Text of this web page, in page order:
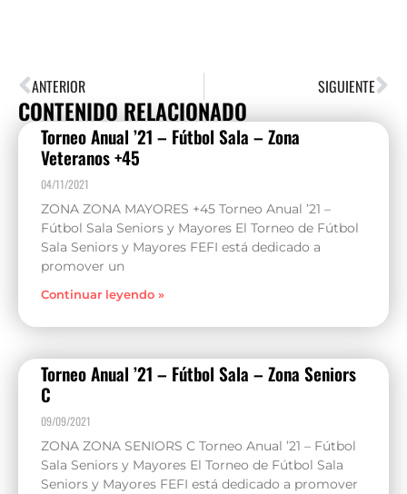
ANTERIOR SIGUIENTE
CONTENIDO RELACIONADO
Torneo Anual ’21 – Fútbol Sala – Zona
Veteranos +45
04/11/2021
ZONA ZONA MAYORES +45 Torneo Anual ’21 –
Fútbol Sala Seniors y Mayores El Torneo de Fútbol
Sala Seniors y Mayores FEFI está dedicado a
promover un
Continuar leyendo »
Torneo Anual ’21 – Fútbol Sala – Zona Seniors
C
09/09/2021
ZONA ZONA SENIORS C Torneo Anual ’21 – Fútbol
Sala Seniors y Mayores El Torneo de Fútbol Sala
Seniors y Mayores FEFI está dedicado a promover